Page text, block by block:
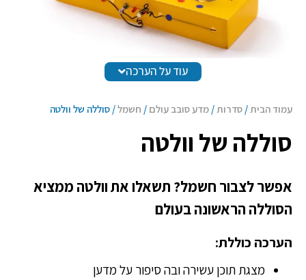
עוד על הערכה
עמוד הבית/ סדרות/ מדע סובב עולם / חשמל/ סוללה של וולטה
סוללה של וולטה
אפשר לצבור חשמל? תשאלו את וולטה ממציא
הסוללה הראשונה בעולם
הערכה כוללת:
מצגת תוכן עשירה ובה סיפור על מדען